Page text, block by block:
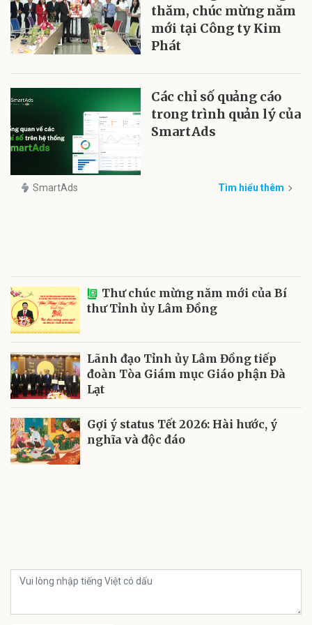
thăm, chúc mừng năm
mới tại Công ty Kim
Phát
Các chỉ số quảng cáo
trong trình quản lý của
SmartAds
SmartAds Tìm hiểu thêm
Thư chúc mừng năm mới của Bí
thư Tỉnh ủy Lâm Đồng
Lãnh đạo Tỉnh ủy Lâm Đồng tiếp
đoàn Tòa Giám mục Giáo phận Đà
Lạt
Gợi ý status Tết 2026: Hài hước, ý
nghĩa và độc đáo